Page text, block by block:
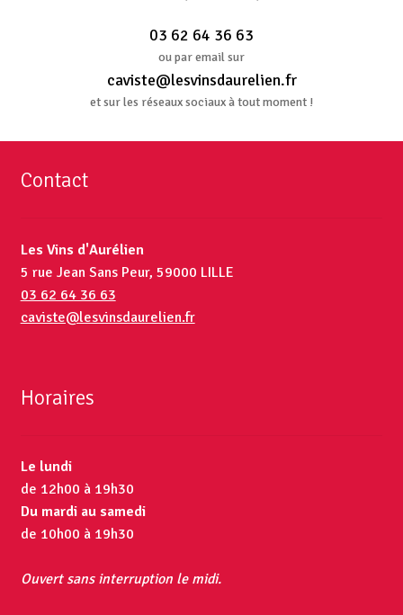
03 62 64 36 63
ou par email sur
caviste@lesvinsdaurelien.fr
et sur les réseaux sociaux à tout moment !
Contact
Les Vins d'Aurélien
5 rue Jean Sans Peur, 59000 LILLE
03 62 64 36 63
caviste@lesvinsdaurelien.fr
Horaires
Le lundi
de 12h00 à 19h30
Du mardi au samedi
de 10h00 à 19h30
Ouvert sans interruption le midi.